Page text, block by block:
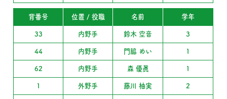
背番号 位置 / 役職 名前 学年
33 内野手 鈴木 空音 3
44 内野手 門脇 めい 1
62 内野手 森 優眞 1
1 外野手 藤川 柚実 2